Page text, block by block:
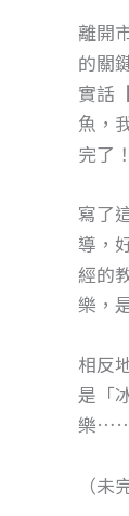
離開
的關
實話
魚，
完了！
寫了
導，
經的
樂，
相反
是「
樂……
（